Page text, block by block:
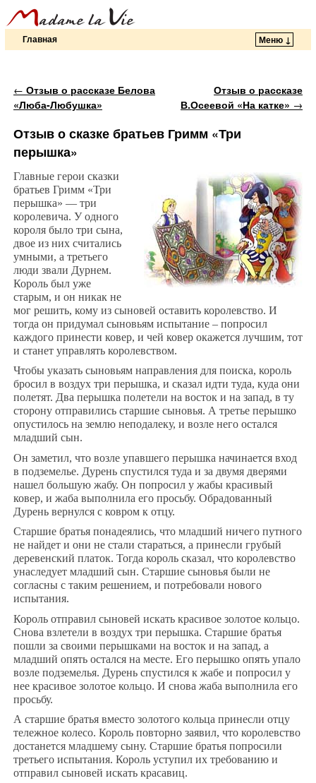
Главная Меню ↓
Навигация по записям
← Отзыв о рассказе Белова
«Люба-Любушка»
Отзыв о рассказе
В.Осеевой «На катке» →
Отзыв о сказке братьев Гримм «Три
перышка»
Главные герои сказки
братьев Гримм «Три
перышка» — три
королевича. У одного
короля было три сына,
двое из них считались
умными, а третьего
люди звали Дурнем.
Король был уже
старым, и он никак не
мог решить, кому из сыновей оставить королевство. И
тогда он придумал сыновьям испытание – попросил
каждого принести ковер, и чей ковер окажется лучшим, тот
и станет управлять королевством.
Чтобы указать сыновьям направления для поиска, король
бросил в воздух три перышка, и сказал идти туда, куда они
полетят. Два перышка полетели на восток и на запад, в ту
сторону отправились старшие сыновья. А третье перышко
опустилось на землю неподалеку, и возле него остался
младший сын.
Он заметил, что возле упавшего перышка начинается вход
в подземелье. Дурень спустился туда и за двумя дверями
нашел большую жабу. Он попросил у жабы красивый
ковер, и жаба выполнила его просьбу. Обрадованный
Дурень вернулся с ковром к отцу.
Старшие братья понадеялись, что младший ничего путного
не найдет и они не стали стараться, а принесли грубый
деревенский платок. Тогда король сказал, что королевство
унаследует младший сын. Старшие сыновья были не
согласны с таким решением, и потребовали нового
испытания.
Король отправил сыновей искать красивое золотое кольцо.
Снова взлетели в воздух три перышка. Старшие братья
пошли за своими перышками на восток и на запад, а
младший опять остался на месте. Его перышко опять упало
возле подземелья. Дурень спустился к жабе и попросил у
нее красивое золотое кольцо. И снова жаба выполнила его
просьбу.
А старшие братья вместо золотого кольца принесли отцу
тележное колесо. Король повторно заявил, что королевство
достанется младшему сыну. Старшие братья попросили
третьего испытания. Король уступил их требованию и
отправил сыновей искать красавиц.